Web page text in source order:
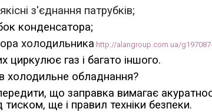
з'єднання патрубків;
конденсатора;
холодильника http://alangroup.com.ua/
циркулює газ і багато іншого.
холодильне обладнання?
що заправка вимагає
ще і правил техніки безпеки.